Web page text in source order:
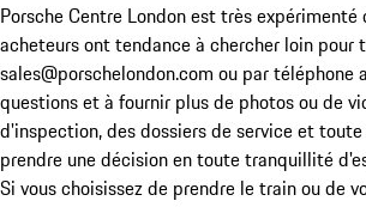
Porsche Centre London est très
acheteurs ont tendance à chercher loin
sales@porschelondon.com ou par
questions et à fournir plus de photos ou de
d'inspection, des dossiers de service et
prendre une décision en toute tranquillité
Si vous choisissez de prendre le train ou de